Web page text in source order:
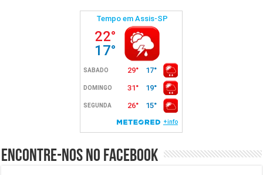
Encontre-nos no Facebook